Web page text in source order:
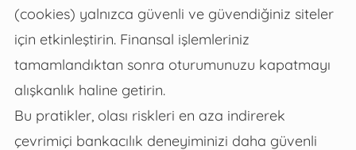
(cookies) yalnızca güvenli ve güvendiğiniz siteler
için etkinleştirin. Finansal işlemleriniz
tamamlandıktan sonra oturumunuzu kapatmayı
alışkanlık haline getirin.
Bu pratikler, olası riskleri en aza indirerek
çevrimiçi bankacılık deneyiminizi daha güvenli